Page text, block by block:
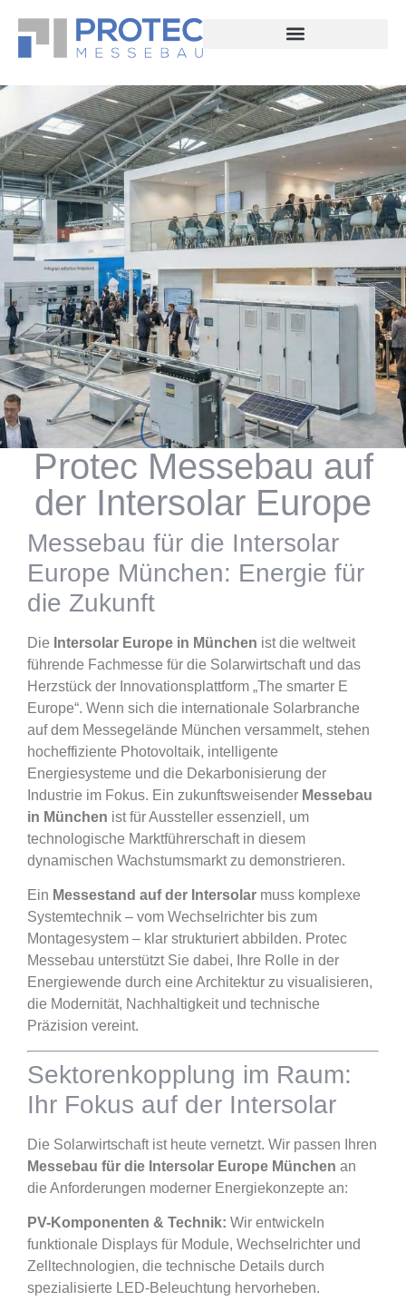
Protec Messebau auf
der Intersolar Europe
Messebau für die Intersolar
Europe München: Energie für
die Zukunft
Die Intersolar Europe in München ist die weltweit
führende Fachmesse für die Solarwirtschaft und das
Herzstück der Innovationsplattform „The smarter E
Europe“. Wenn sich die internationale Solarbranche
auf dem Messegelände München versammelt, stehen
hocheffiziente Photovoltaik, intelligente
Energiesysteme und die Dekarbonisierung der
Industrie im Fokus. Ein zukunftsweisender Messebau
in München ist für Aussteller essenziell, um
technologische Marktführerschaft in diesem
dynamischen Wachstumsmarkt zu demonstrieren.
Ein Messestand auf der Intersolar muss komplexe
Systemtechnik – vom Wechselrichter bis zum
Montagesystem – klar strukturiert abbilden. Protec
Messebau unterstützt Sie dabei, Ihre Rolle in der
Energiewende durch eine Architektur zu visualisieren,
die Modernität, Nachhaltigkeit und technische
Präzision vereint.
Sektorenkopplung im Raum:
Ihr Fokus auf der Intersolar
Die Solarwirtschaft ist heute vernetzt. Wir passen Ihren
Messebau für die Intersolar Europe München an
die Anforderungen moderner Energiekonzepte an:
PV-Komponenten & Technik: Wir entwickeln
funktionale Displays für Module, Wechselrichter und
Zelltechnologien, die technische Details durch
spezialisierte LED-Beleuchtung hervorheben.